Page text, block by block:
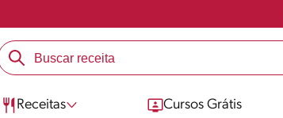
Receitas Cursos Grátis